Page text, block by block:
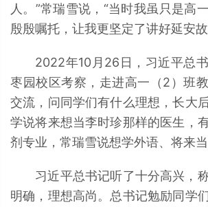
人。”常瑞雪说，“当时我虽只是高
殷殷嘱托，让我更坚定了讲好延安
2022年10月26日，习近平总书
枣园校区考察，走进高一（2）班
交流，问同学们有什么理想，长大
学说将来想当李时珍那样的医生，
剂专业，常瑞雪说想学外语、将来当
习近平总书记听了十分高兴，
明确，理想高尚。总书记勉励同学